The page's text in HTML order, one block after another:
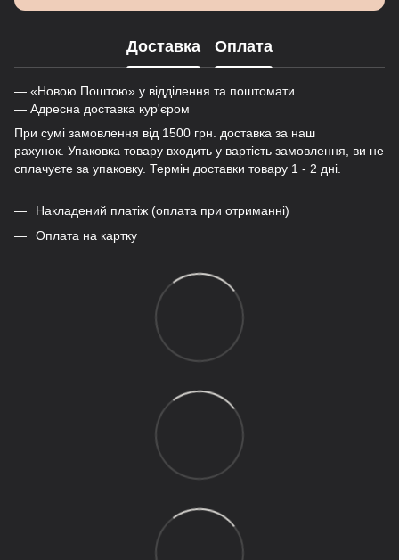
Доставка Оплата
— «Новою Поштою» у відділення та поштомати
— Адресна доставка кур'єром
При сумі замовлення від 1500 грн. доставка за наш
рахунок. Упаковка товару входить у вартість замовлення, ви не
сплачуєте за упаковку. Термін доставки товару 1 - 2 дні.
Накладений платіж (оплата при отриманні)
Оплата на картку